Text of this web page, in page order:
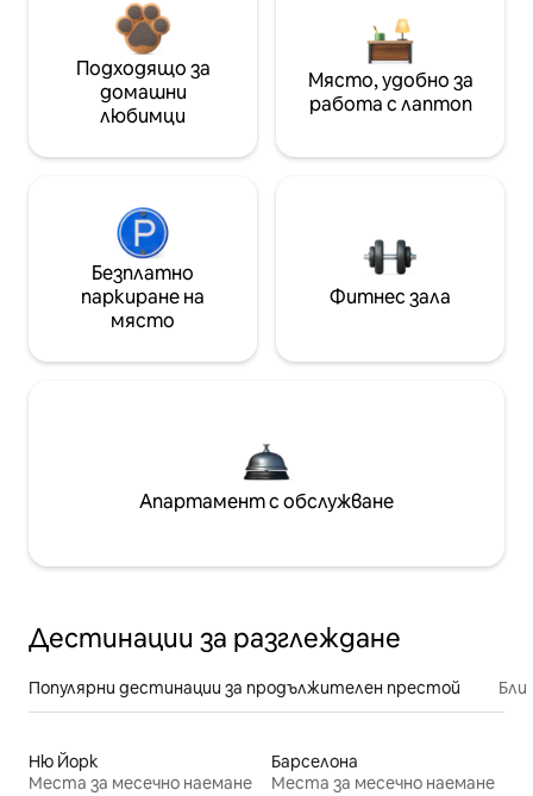
Подходящо за
домашни
любимци
Място, удобно за
работа с лаптоп
Безплатно
паркиране на
място
Фитнес зала
Апартамент с обслужване
Дестинации за разглеждане
Популярни дестинации за продължителен престой
Ню Йорк
Места за месечно наемане
Барселона
Места за месечно наемане